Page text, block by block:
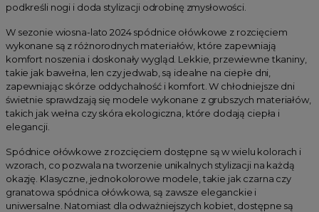
podkreśli nogi i doda stylizacji odrobinę zmysłowości.
W sezonie wiosna-lato 2024 spódnice ołówkowe z rozcięciem
wykonane są z różnorodnych materiałów, które zapewniają
komfort noszenia i doskonały wygląd. Lekkie, przewiewne tkaniny,
takie jak bawełna, len czy jedwab, są idealne na ciepłe dni,
zapewniając skórze oddychalność i komfort. W chłodniejsze dni
świetnie sprawdzają się modele wykonane z grubszych materiałów,
takich jak wełna czy skóra ekologiczna, które dodają ciepła i
elegancji.
Spódnice ołówkowe z rozcięciem dostępne są w wielu kolorach i
wzorach, co pozwala na tworzenie unikalnych stylizacji na każdą
okazję. Klasyczne, jednokolorowe modele, takie jak czarna czy
granatowa spódnica ołówkowa, są zawsze eleganckie i
uniwersalne. Natomiast dla odważniejszych kobiet, dostępne są